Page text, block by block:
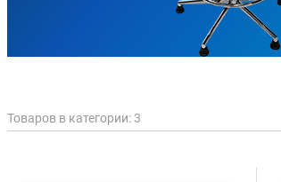
Товаровв категории: 3